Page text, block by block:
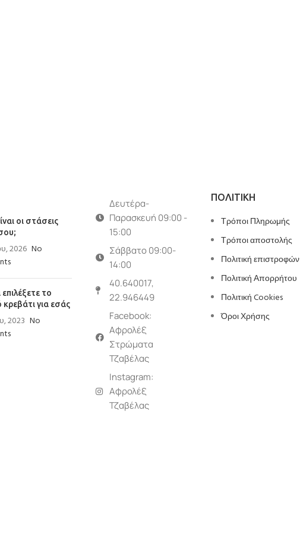
οι στάσεις
2026 No
το
κρεβάτι για εσάς
2023 No
Δευτέρα-
Παρασκευή 09:00 -
15:00
Σάββατο 09:00-
14:00
40.640017,
22.946449
Facebook:
Αφρολέξ
Στρώματα
Τζαβέλας
Instagram:
Αφρολέξ
Τζαβέλας
ΠΟΛΙΤΙΚΗ
Τρόποι Πληρωμής
Τρόποι αποστολής
Πολιτική επιστροφών
Πολιτική Απορρήτου
Πολιτική Cookies
Όροι Χρήσης